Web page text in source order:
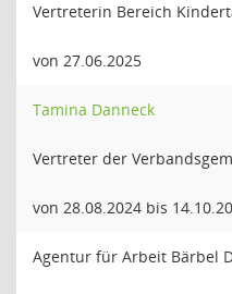
Vertreterin Bereich
von 27.06.2025
Tamina Danneck
Vertreter der
von 28.08.2024 bis
Agentur für Arbeit Bärbel